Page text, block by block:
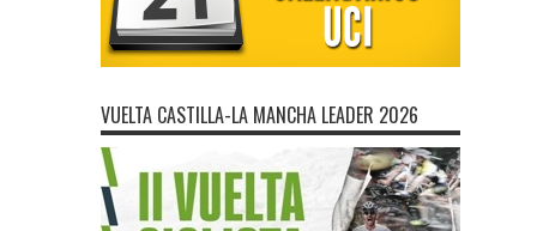
VUELTA CASTILLA-LA MANCHA LEADER 2026